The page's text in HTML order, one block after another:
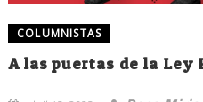
COLUMNISTAS
A las puertas de la Ley